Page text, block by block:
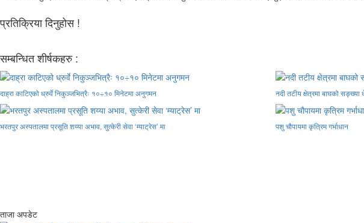
प्रतिक्रिया दिनुहोस !
सम्बन्धित शीर्षकहरु :
दाह्रा काटिएको ध्रुर्वे निकुञ्जभित्रैः १०÷१० मिनेटमा अनुगमन नदी तटीय क्षेत्रमा बाघको सङ्ख्या
भरतपुर अस्पतालमा प्रसूति शय्या अभाव, सुत्केरी सेवा ‘म्याट्रेस’ मा पशु चौपायमा कृत्रिम गर्भाधान
ताजा अपडेट